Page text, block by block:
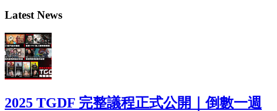
Latest News
2025 TGDF 完整議程正式公開｜倒數一週